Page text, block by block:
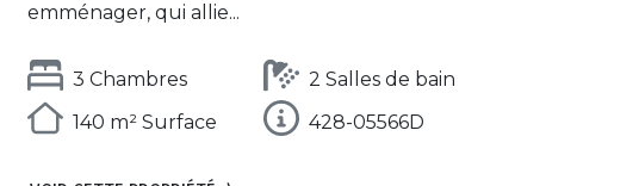
emménager, qui allie...
3 Chambres
2 Salles de bain
140 m² Surface
428-05566D